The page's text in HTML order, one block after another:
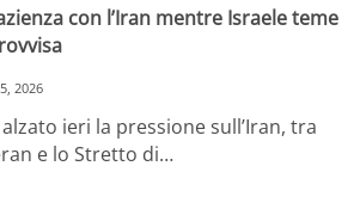
con l’Iran mentre Israele teme
2026
ieri la pressione sull’Iran, tra
e lo Stretto di…